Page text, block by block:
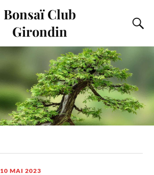
Bonsaï Club
Girondin
10 MAI 2023